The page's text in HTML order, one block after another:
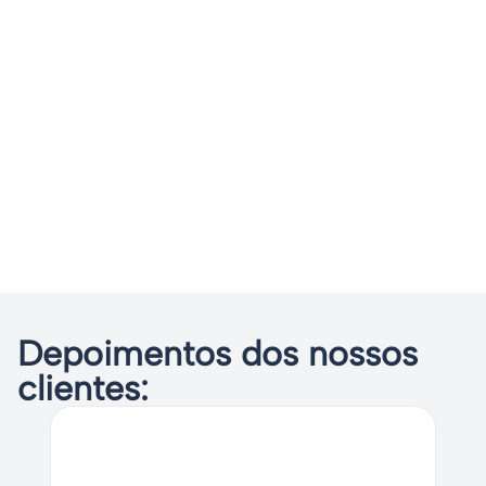
Depoimentos dos nossos
clientes: